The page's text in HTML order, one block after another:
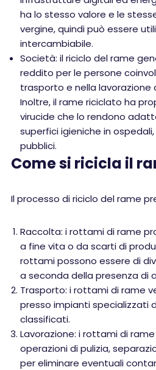
ha lo stesso valore e le
vergine, quindi può essere
intercambiabile.
Società: il riciclo del rame
reddito per le persone
trasporto e nella
Inoltre, il rame riciclato ha
virucide che lo rendono
superfici igieniche in
pubblici.
Come si ricicla il
Il processo di riciclo del rame
Raccolta: i rottami di rame
a fine vita o da scarti di
rottami possono essere di
a seconda della presenza di
Trasporto: i rottami di rame
presso impianti specializzati
classificati.
Lavorazione: i rottami di
operazioni di pulizia,
per eliminare eventuali